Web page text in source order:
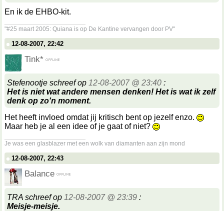
En ik de EHBO-kit.
"#25 maart 2005: Quiana is op De Kantine vervangen door PV"
12-08-2007, 22:42
Tink*
Stefenootje schreef op 12-08-2007 @ 23:40 :
Het is niet wat andere mensen denken! Het is wat ik zelf
denk op zo'n moment.
Het heeft invloed omdat jij kritisch bent op jezelf enzo.
Maar heb je al een idee of je gaat of niet?
Je was een glasblazer met een wolk van diamanten aan zijn mond
12-08-2007, 22:43
Balance
TRA schreef op 12-08-2007 @ 23:39 :
Meisje-meisje.